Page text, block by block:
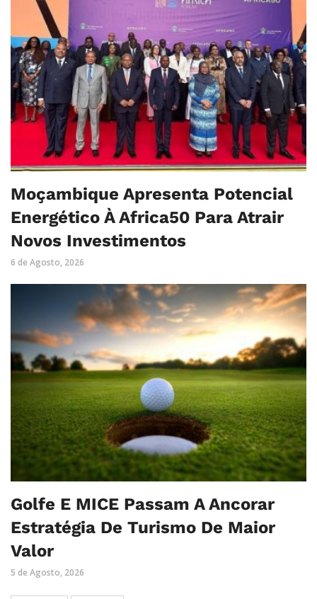
Moçambique Apresenta Potencial
Energético À Africa50 Para Atrair
Novos Investimentos
6 de Agosto, 2026
Golfe E MICE Passam A Ancorar
Estratégia De Turismo De Maior
Valor
5 de Agosto, 2026